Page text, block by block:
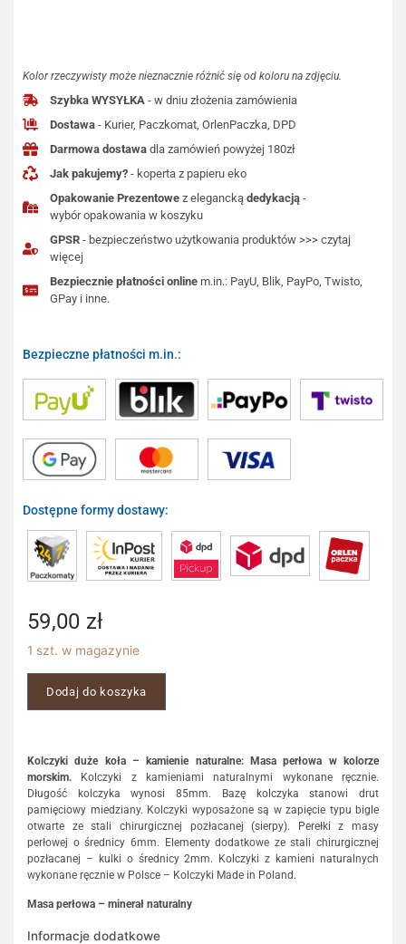
Kolor rzeczywisty może nieznacznie różnić się od koloru na zdjęciu.
Szybka WYSYŁKA - w dniu złożenia zamówienia
Dostawa - Kurier, Paczkomat, OrlenPaczka, DPD
Darmowa dostawa dla zamówień powyżej 180zł
Jak pakujemy? - koperta z papieru eko
Opakowanie Prezentowe z eleganckądedykacją -
wybór opakowania w koszyku
GPSR - bezpieczeństwo użytkowania produktów >>> czytaj
więcej
Bezpiecznie płatności online m.in.: PayU, Blik, PayPo, Twisto,
GPay i inne.
Bezpieczne płatności m.in.:
Dostępne formy dostawy:
59,00 zł
1 szt. w magazynie
Dodaj do koszyka
Kolczyki duże koła – kamienie naturalne: Masa perłowa w kolorze
morskim. Kolczyki z kamieniami naturalnymi wykonane ręcznie.
Długość kolczyka wynosi 85mm. Bazę kolczyka stanowi drut
pamięciowy miedziany. Kolczyki wyposażone są w zapięcie typu bigle
otwarte ze stali chirurgicznej pozłacanej (sierpy). Perełki z masy
perłowej o średnicy 6mm. Elementy dodatkowe ze stali chirurgicznej
pozłacanej – kulki o średnicy 2mm. Kolczyki z kamieni naturalnych
wykonane ręcznie w Polsce – Kolczyki Made in Poland.
Masa perłowa – minerał naturalny
Informacje dodatkowe